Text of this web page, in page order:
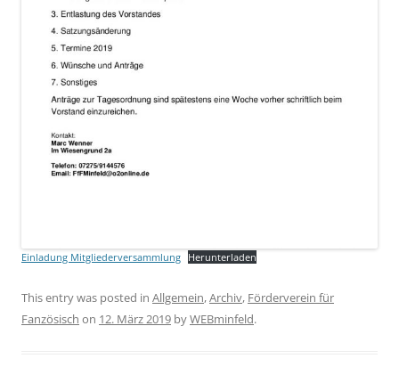
Einladung Mitgliederversammlung Herunterladen
This entry was posted in Allgemein,Archiv, Förderverein für
Fanzösisch on 12. März 2019 byWEBminfeld.